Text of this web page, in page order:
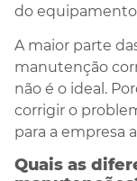
do
A maior parte
manutenção
não é o ideal.
corrigir o
para a empresa
Quais as